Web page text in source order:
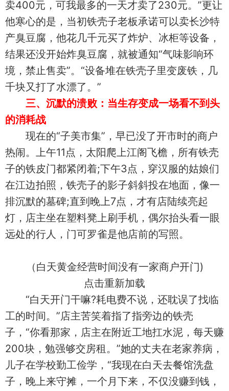
卖400元，可我最多的一天才卖了230元。”更让
他寒心的是，当初铁壳子老板承诺可以卖长沙特
产臭豆腐，他花几千元买了炸炉、冰柜等设备，
结果还没开始炸臭豆腐，就被通知“气味影响环
境，禁止售卖”。“设备堆在铁壳子里变废铁，几
千块又打了水漂了。”
三、沉默的溃败：当生存变成一场看不到头
的消耗战
现在的“子美市集”，早已没了开市时的商户
热闹。上午11点，太阳爬上江阁飞檐，所有铁壳
子的铁皮门都紧闭着;下午3点，穿汉服的姑娘们
在江边拍照，铁壳子的影子斜斜投在地面，像一
排沉默的墓碑;直到晚上7点，才有店陆续亮起
灯，店主坐在塑料凳上刷手机，偶尔抬头看一眼
远处的行人，门可罗雀是他店前的写照。
（白天黄金经营时间没有一家商户开门)
点击重新加载
“白天开门干嘛?耗电费不说，还耽误了找临
工的时间。”店主苦笑着指了指旁边的铁壳
子，“你看那家，店主在附近工地扛水泥，每天赚
200块，勉强够交房租。”她的丈夫在老家养病，
儿子在学校勤工俭学，“我现在白天去餐馆洗盘
子，晚上来守摊，一个月下来，不仅没赚到钱，